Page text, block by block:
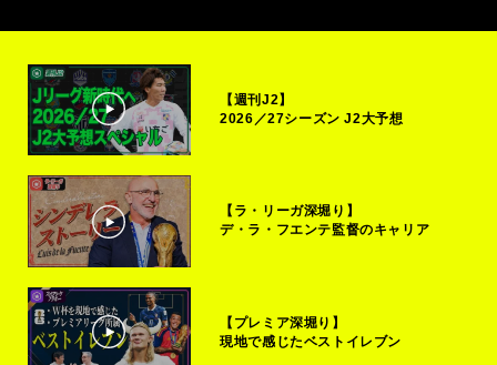
【週刊J2】
2026／27シーズン J2大予想
【ラ・リーガ深堀り】
デ・ラ・フエンテ監督のキャリア
【プレミア深堀り】
現地で感じたベストイレブン